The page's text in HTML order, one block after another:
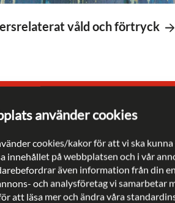
använder cookies
cookies/kakor för att vi ska
innehållet på webbplatsen och i vår
även information från din
och analysföretag vi samarbetar
att läsa mer och ändra våra
våld och förtryck